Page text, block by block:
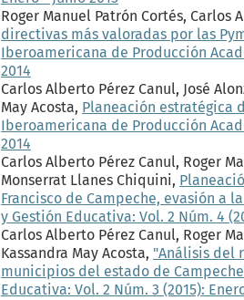
Roger Manuel Patrón Cortés, Carlos
directivas más valoradas por las
Iberoamericana de Producción
2014
Carlos Alberto Pérez Canul, José
May Acosta, Planeación estratégica
Iberoamericana de Producción
2014
Carlos Alberto Pérez Canul, Roger
Monserrat Llanes Chiquini,
Francisco de Campeche, evasión a
y Gestión Educativa: Vol. 2 Núm. 4
Carlos Alberto Pérez Canul, Roger
Kassandra May Acosta, "Análisis del
municipios del estado de
Educativa: Vol. 2 Núm. 3 (2015):